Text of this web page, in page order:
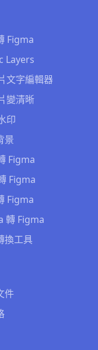
Figma
Layers
文字編輯器
變清晰
印
景
Figma
Figma
Figma
轉 Figma
換工具
件